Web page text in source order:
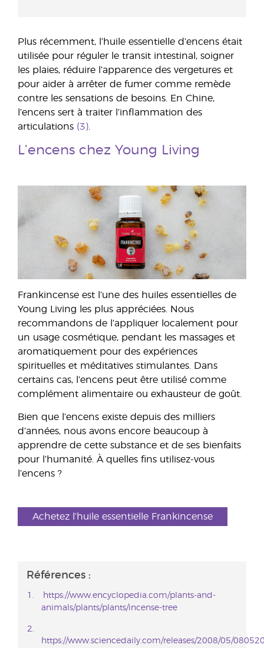
Plus récemment, l’huile essentielle d’encens était
utilisée pour réguler le transit intestinal, soigner
les plaies, réduire l’apparence des vergetures et
pour aider à arrêter de fumer comme remède
contre les sensations de besoins. En Chine,
l’encens sert à traiter l’inflammation des
articulations (3).
L’encens chez Young Living
Frankincense est l’une des huiles essentielles de
Young Living les plus appréciées. Nous
recommandons de l’appliquer localement pour
un usage cosmétique, pendant les massages et
aromatiquement pour des expériences
spirituelles et méditatives stimulantes. Dans
certains cas, l’encens peut être utilisé comme
complément alimentaire ou exhausteur de goût.
Bien que l’encens existe depuis des milliers
d’années, nous avons encore beaucoup à
apprendre de cette substance et de ses bienfaits
pour l’humanité. À quelles fins utilisez-vous
l’encens ?
Achetez l’huile essentielle Frankincense
Références :
https://www.encyclopedia.com/plants-and-
animals/plants/plants/incense-tree
https://www.sciencedaily.com/releases/2008/05/